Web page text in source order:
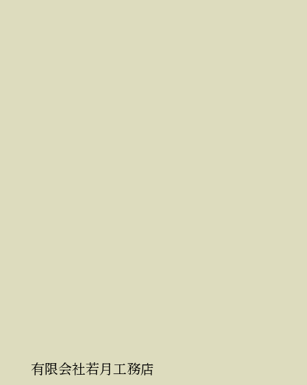
有限会社若月工務店